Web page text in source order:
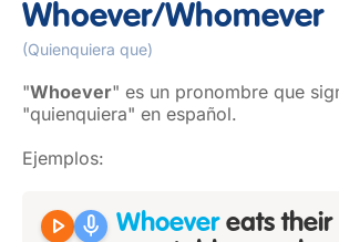
Whoever/Whomever
(Quienquiera que)
"Whoever" es un pronombre que
"quienquiera" en español.
Ejemplos:
play_arrow mic Whoevereats their